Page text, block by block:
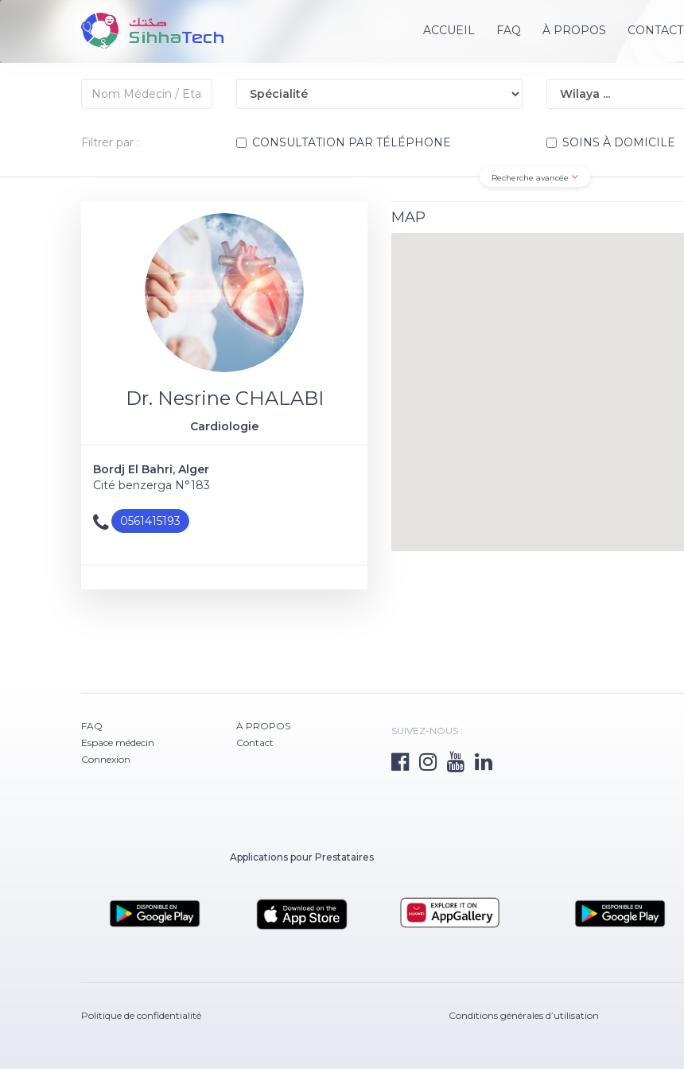
ACCUEIL FAQ À PROPOS CONTACT
Filtrer par : CONSULTATION PAR TÉLÉPHONE SOINS À DOMICILE
Recherche avancée
Dr. Nesrine CHALABI
Cardiologie
Bordj El Bahri, Alger
Cité benzerga N°183
0561415193
MAP
FAQ
Espace médecin
Connexion
À PROPOS
Contact
SUIVEZ-NOUS :
Applications pour Prestataires
Politique de confidentialité Conditions générales d’utilisation